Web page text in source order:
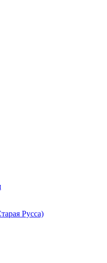
Русса)